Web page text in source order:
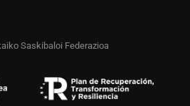
Saskibaloi Federazioa